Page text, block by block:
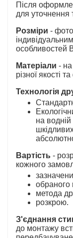
Після
для уточнення
Розміри -
особливостей
Матеріали - на
різної якості
Технологія
на водній
Вартість -
кожного
обраного
метода
розкрою.
З'єднання
до монтажу